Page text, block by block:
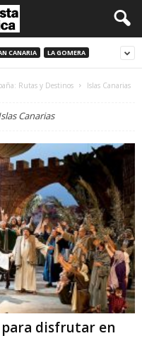
CANARIA LA GOMERA
Rutas y Destinos Islas Canarias
Canarias
para disfrutar en